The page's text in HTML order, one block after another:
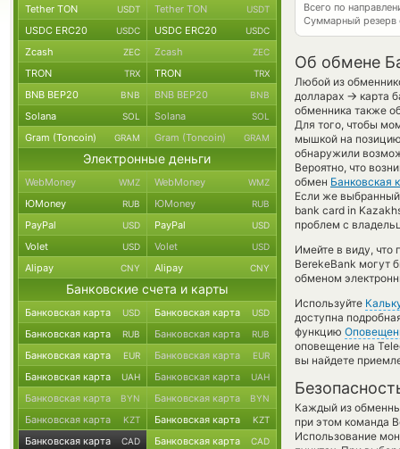
Всего по
Суммарный резерв
Об обмене
Любой из
долларах → карта
обменника также
Для того, чтобы
мышкой на позицию
обнаружили
Вероятно, что
обмен Банковская
Если же выбранный
bank card in
проблем с
Имейте в виду, что
BerekeBank могут
обменом
Используйте
доступна
функцию
оповещение на
вы найдете
Каждый из
при этом команда
Использование
Tether TON USDT Tether TON USDT
USDC ERC20 USDC USDC ERC20 USDC
Zcash ZEC Zcash ZEC
TRON TRX TRON TRX
BNB BEP20 BNB BNB BEP20 BNB
Solana SOL Solana SOL
Gram (Toncoin) GRAM Gram (Toncoin) GRAM
Электронные деньги
WebMoney WMZ WebMoney WMZ
ЮMoney RUB ЮMoney RUB
PayPal USD PayPal USD
Volet USD Volet USD
Alipay CNY Alipay CNY
Банковские счета и карты
Банковская карта USD Банковская карта USD
Банковская карта RUB Банковская карта RUB
Банковская карта EUR Банковская карта EUR
Банковская карта UAH Банковская карта UAH
Банковская карта BYN Банковская карта BYN
Банковская карта KZT Банковская карта KZT
Банковская карта CAD Банковская карта CAD